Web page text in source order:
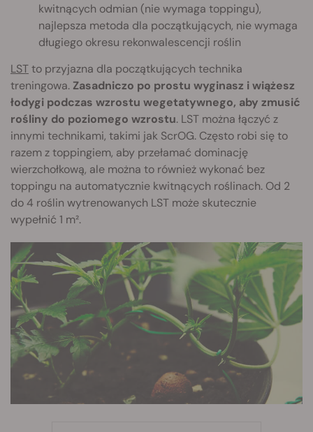
kwitnących odmian (nie wymaga toppingu),
najlepsza metoda dla początkujących, nie wymaga
długiego okresu rekonwalescencji roślin
LSTto przyjazna dla początkujących technika
treningowa. Zasadniczo po prostu wyginasz i wiążesz
łodygi podczas wzrostu wegetatywnego, aby zmusić
rośliny do poziomego wzrostu. LST można łączyć z
innymi technikami, takimi jak ScrOG. Często robi się to
razem z toppingiem, aby przełamać dominację
wierzchołkową, ale można to również wykonać bez
toppingu na automatycznie kwitnących roślinach. Od 2
do 4 roślin wytrenowanych LST może skutecznie
wypełnić 1 m².